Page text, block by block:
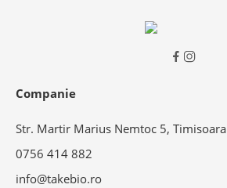
Companie
Str. Martir Marius Nemtoc 5, Timisoara
0756 414 882
info@takebio.ro